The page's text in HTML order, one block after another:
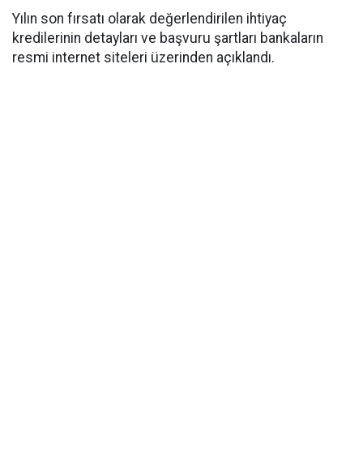
Yılın son fırsatı olarak değerlendirilen ihtiyaç
kredilerinin detayları ve başvuru şartları bankaların
resmi internet siteleri üzerinden açıklandı.